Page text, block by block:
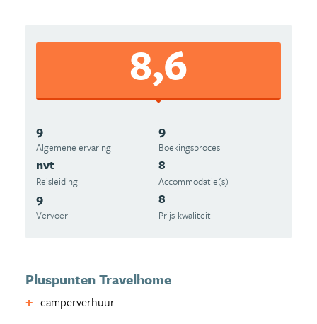
8,6
9
Algemene ervaring
9
Boekingsproces
nvt
Reisleiding
8
Accommodatie(s)
9
Vervoer
8
Prijs-kwaliteit
Pluspunten Travelhome
camperverhuur